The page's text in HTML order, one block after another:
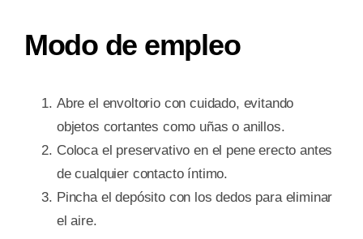
Modo de empleo
Abre el envoltorio con cuidado, evitando
objetos cortantes como uñas o anillos.
Coloca el preservativo en el pene erecto antes
de cualquier contacto íntimo.
Pincha el depósito con los dedos para eliminar
el aire.